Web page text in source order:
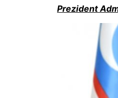
Prezident